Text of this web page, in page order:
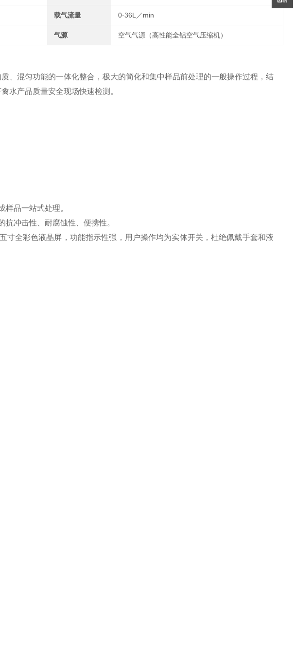
载气流量 0-36L／min
气源 空气气源（高性能全铝空气压缩机）
、混匀功能的一体化整合，极大的简化和集中样品前处理的一般操作过程，结
水产品质量安全现场快速检测。
品一站式处理。
冲击性、耐腐蚀性、便携性。
寸全彩色液晶屏，功能指示性强，用户操作均为实体开关，杜绝佩戴手套和液